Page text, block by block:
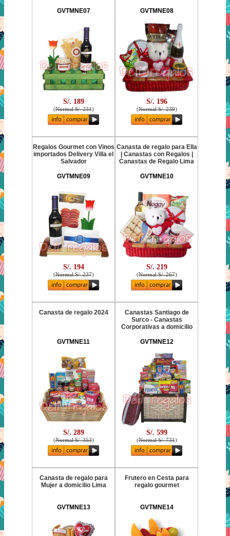
GVTMNE07
S/. 189
(Normal S/. 231)
GVTMNE08
S/. 196
(Normal S/. 239)
Regalos Gourmet con Vinos
importados Delivery Villa el
Salvador
GVTMNE09
S/. 194
(Normal S/. 237)
Canasta de regalo para Ella
| Canastas con Regalos |
Canastas de Regalo Lima
GVTMNE10
S/. 219
(Normal S/. 267)
Canasta de regalo 2024
GVTMNE11
S/. 289
(Normal S/. 353)
Canastas Santiago de
Surco - Canastas
Corporativas a domicilio
GVTMNE12
S/. 599
(Normal S/. 731)
Canasta de regalo para
Mujer a domicilio Lima
GVTMNE13
Frutero en Cesta para
regalo gourmet
GVTMNE14